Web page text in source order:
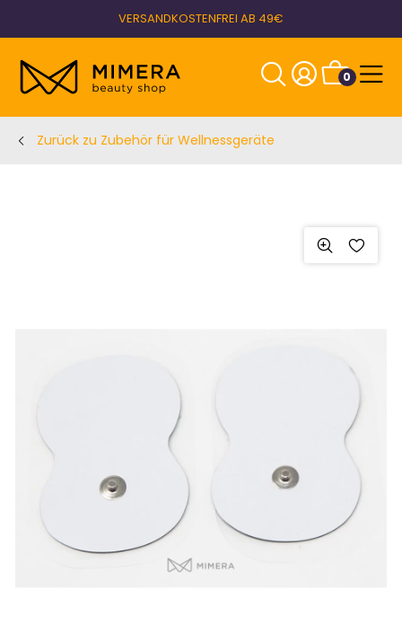
VERSANDKOSTENFREI AB 49€
0
Zurück zu Zubehör für Wellnessgeräte